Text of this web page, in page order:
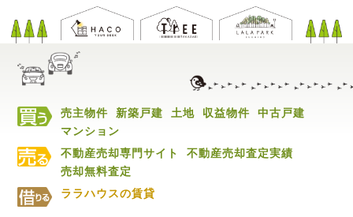
売主物件 新築戸建 土地 収益物件
中古戸建
マンション
不動産売却専門サイト
不動産売却査定実績
売却無料査定
ララハウスの賃貸